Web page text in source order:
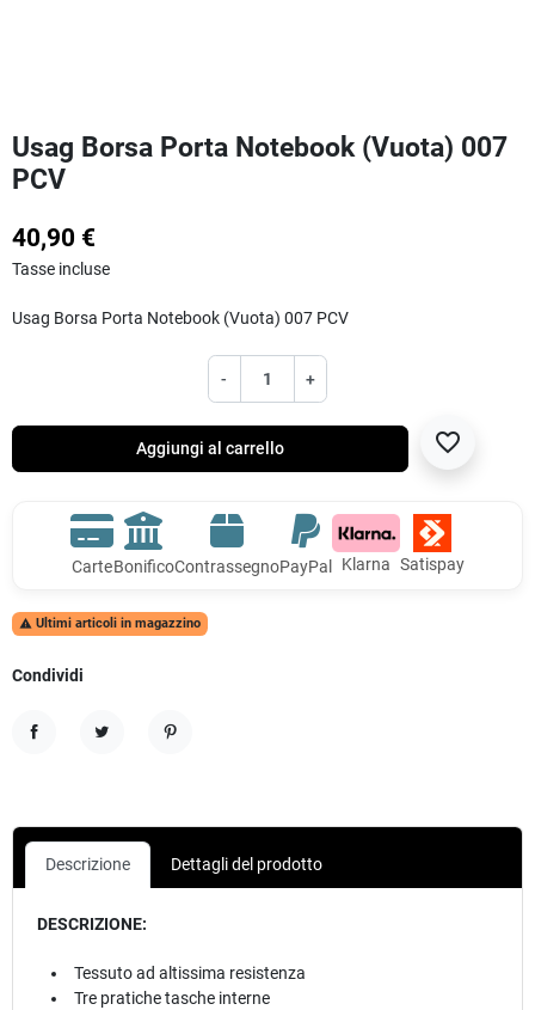
Usag Borsa Porta Notebook (Vuota) 007
PCV
40,90 €
Tasse incluse
Usag Borsa Porta Notebook (Vuota) 007 PCV
- +
Aggiungi al carrello favorite_border
CarteBonificoContrassegnoPayPal Klarna Satispay
 Ultimi articoli in magazzino
Condividi
Descrizione Dettagli del prodotto
DESCRIZIONE:
Tessuto ad altissima resistenza
Tre pratiche tasche interne